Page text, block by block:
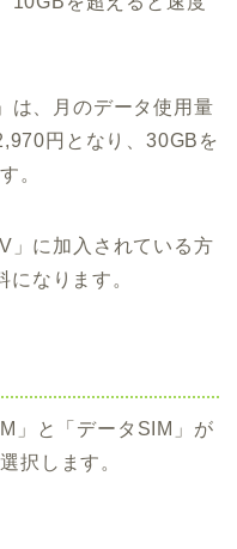
は、月のデータ使用量
円となり、30GBを
。
」に加入されている方
なります。
」と「データSIM」が
択します。